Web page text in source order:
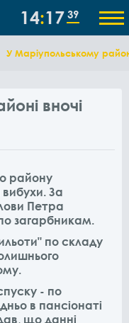
14 17 40
У Маріупольському
вночі
району
За
Петра
загарбникам.
по складу
- по
в пансіонаті
що данні